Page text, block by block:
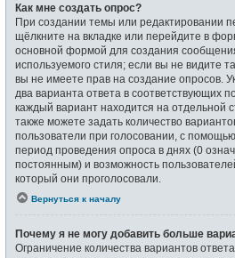
Как мне создать опрос?
При создании темы или редактировании
щёлкните на вкладке или перейдите в
основной формой для создания
используемого стиля; если вы не видите
вы не имеете прав на создание опросов.
два варианта ответа в соответствующих
каждый вариант находится на отдельной
также можете задать количество
пользователи при голосовании, с
период проведения опроса в днях (0
постоянным) и возможность
который они проголосовали.
Вернуться к началу
Почему я не могу добавить больше
Ограничение количества вариантов